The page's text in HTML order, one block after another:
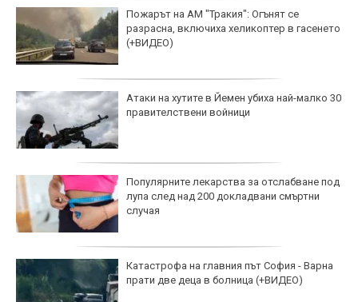
Пожарът на АМ "Тракия": Огънят се
разрасна, включиха хеликоптер в гасенето
(+ВИДЕО)
Атаки на хутите в Йемен убиха най-малко 30
правителствени войници
Популярните лекарства за отслабване под
лупа след над 200 докладвани смъртни
случая
Катастрофа на главния път София - Варна
прати две деца в болница (+ВИДЕО)